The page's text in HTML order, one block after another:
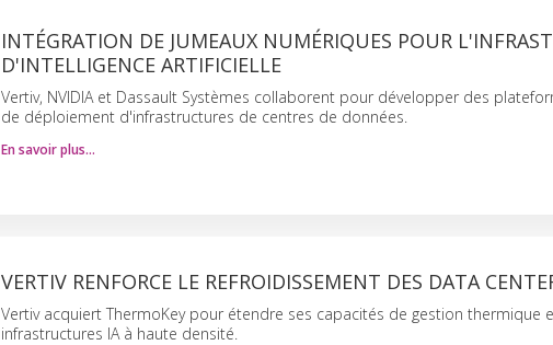
INTÉGRATION DE JUMEAUX NUMÉRIQUES POUR
D'INTELLIGENCE ARTIFICIELLE
Vertiv, NVIDIA et Dassault Systèmes collaborent pour développer des
de déploiement d'infrastructures de centres de données.
En savoir plus…
VERTIV RENFORCE LE REFROIDISSEMENT DES DATA
Vertiv acquiert ThermoKey pour étendre ses capacités de gestion thermique
infrastructures IA à haute densité.